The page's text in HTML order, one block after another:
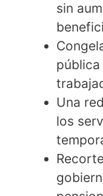
sin
Una
los